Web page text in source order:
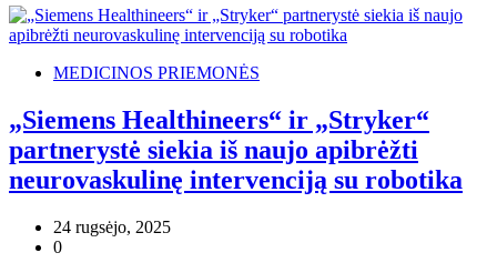
MEDICINOS PRIEMONĖS
„Siemens Healthineers“ ir „Stryker“
partnerystė siekia iš naujo apibrėžti
neurovaskulinę intervenciją su robotika
24 rugsėjo, 2025
0